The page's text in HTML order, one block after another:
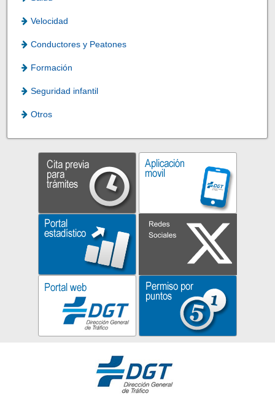
Velocidad
Conductores y Peatones
Formación
Seguridad infantil
Otros